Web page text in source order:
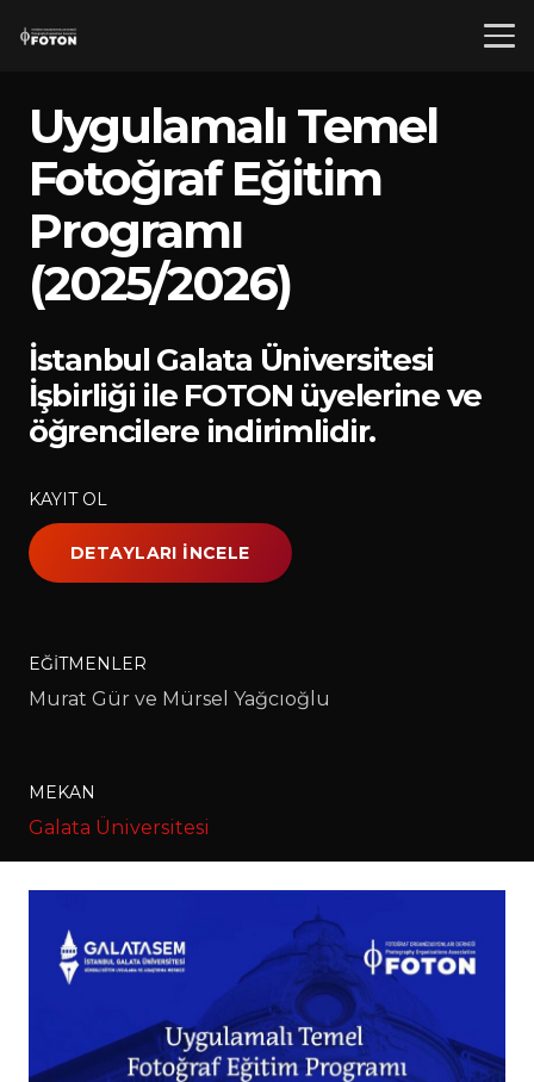
Uygulamalı Temel
Fotoğraf Eğitim
Programı
(2025/2026)
İstanbul Galata Üniversitesi
İşbirliği ile FOTON üyelerine ve
öğrencilere indirimlidir.
KAYIT OL
DETAYLARI İNCELE
EĞITMENLER
Murat Gür ve Mürsel Yağcıoğlu
MEKAN
Galata Üniversitesi